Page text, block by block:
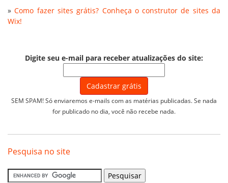
»Como fazer sites grátis? Conheça o construtor de sites da
Wix!
Digite seu e-mail para receber atualizações do site:
SEM SPAM! Só enviaremos e-mails com as matérias publicadas. Se nada
for publicado no dia, você não recebe nada.
Pesquisa no site